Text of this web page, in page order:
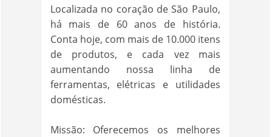
Localizada no coração de São Paulo,
há mais de 60 anos de história.
Conta hoje, com mais de 10.000 itens
de produtos, e cada vez mais
aumentando nossa linha de
ferramentas, elétricas e utilidades
domésticas.
Missão: Oferecemos os melhores